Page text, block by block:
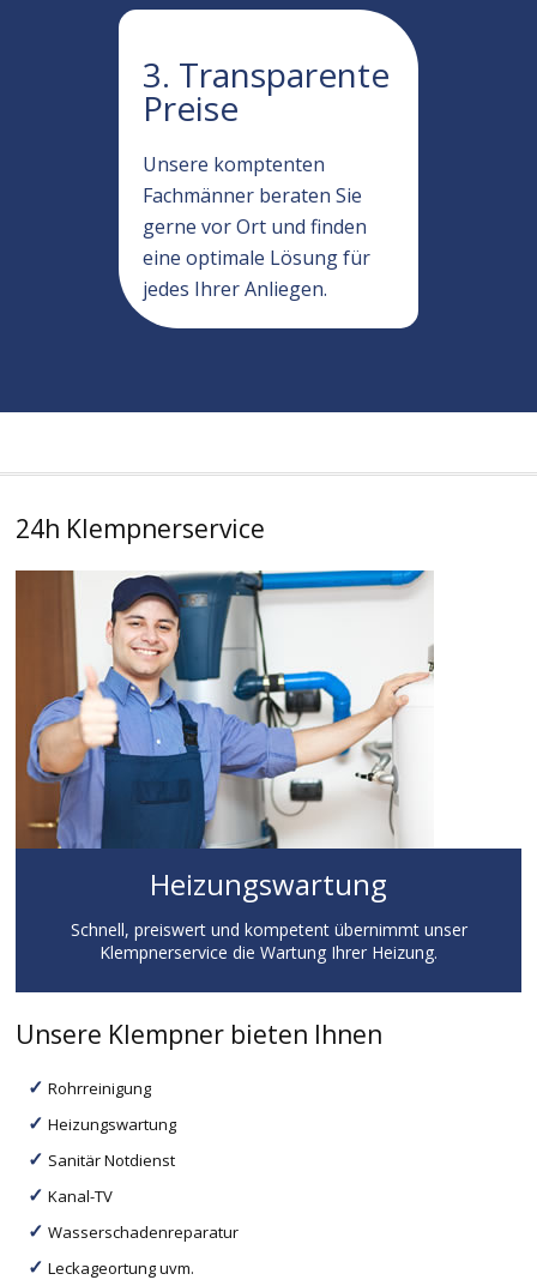
3. Transparente
Preise
Unsere komptenten
Fachmänner beraten Sie
gerne vor Ort und finden
eine optimale Lösung für
jedes Ihrer Anliegen.
24h Klempnerservice
Heizungswartung
Schnell, preiswert und kompetent übernimmt unser
Klempnerservice die Wartung Ihrer Heizung.
Unsere Klempner bieten Ihnen
Rohrreinigung
Heizungswartung
Sanitär Notdienst
Kanal-TV
Wasserschadenreparatur
Leckageortung uvm.